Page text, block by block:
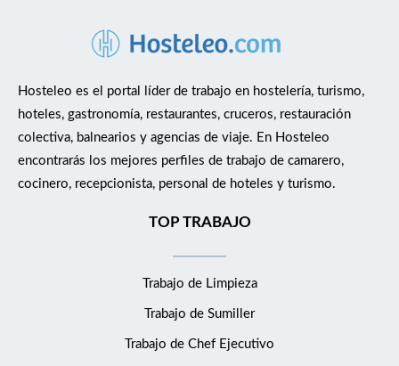
Hosteleo es el portal líder de trabajo en hostelería, turismo,
hoteles, gastronomía, restaurantes, cruceros, restauración
colectiva, balnearios y agencias de viaje. En Hosteleo
encontrarás los mejores perfiles de trabajo de camarero,
cocinero, recepcionista, personal de hoteles y turismo.
TOP TRABAJO
Trabajo de Limpieza
Trabajo de Sumiller
Trabajo de Chef Ejecutivo